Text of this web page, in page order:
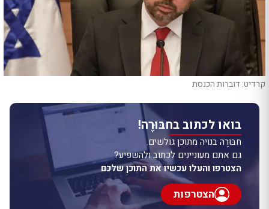
קרדיט: דוברות הכנסת
בואו לכתוב בחבּוּרֶה!
חבּוּרֶה בנויה מתוכן גולשים.
גם אתם מעוניינים לכתוב ולהשפיע?
הצטרפו והעלו עכשיו את התוכן שלכם
הצטרפות